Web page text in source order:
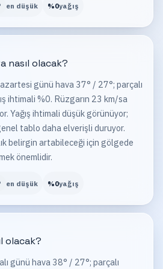
en düşük %0yağış
nasıl olacak?
günü hava 37° / 27°; parçalı
ihtimali %0. Rüzgarın 23 km/sa
Yağış ihtimali düşük görünüyor;
tablo daha elverişli duruyor.
belirgin artabileceği için gölgede
önemlidir.
en düşük %0yağış
olacak?
günü hava 38° / 27°; parçalı